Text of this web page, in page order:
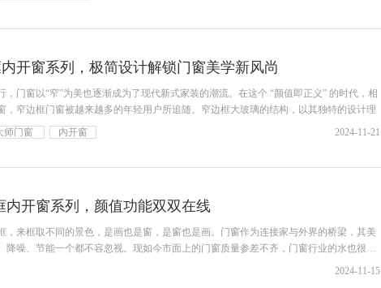
开窗系列，极简设计解锁门窗美学新风尚
，门窗以“窄”为美也逐渐成为了现代新式家装的潮流。在这个 “颜值即正义” 的时代，相
，窄边框门窗被越来越多的年轻用户所追随。窄边框大玻璃的结构，以其独特的设计理
师门窗 内开窗 2024-11-21
内开窗系列，颜值功能双双在线
，来框取不同的景色，是画也是窗，是窗也是画。门窗作为连接家与外界的桥梁，其美
降噪、节能一个都不容忽视。现如今市面上的门窗质量参差不齐，门窗行业的水也很
2024-11-15